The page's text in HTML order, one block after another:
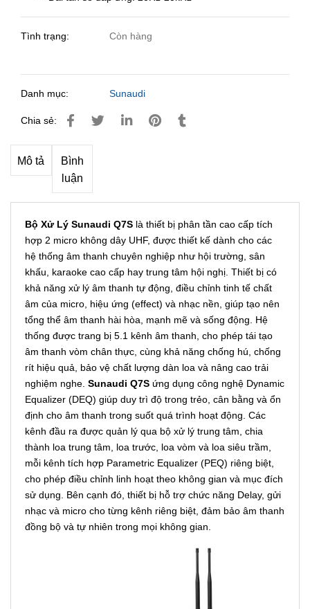
Tình trạng: Còn hàng
Danh mục: Sunaudi
Chia sẻ:
Mô tả
Bình
luận
Bộ Xử Lý Sunaudi Q7S là thiết bị phân tần cao cấp tích
hợp 2 micro không dây UHF, được thiết kế dành cho các
hệ thống âm thanh chuyên nghiệp như hội trường, sân
khấu, karaoke cao cấp hay trung tâm hội nghị. Thiết bị có
khả năng xử lý âm thanh tự động, điều chỉnh tinh tế chất
âm của micro, hiệu ứng (effect) và nhạc nền, giúp tạo nên
tổng thể âm thanh hài hòa, mạnh mẽ và sống động. Hệ
thống được trang bị 5.1 kênh âm thanh, cho phép tái tạo
âm thanh vòm chân thực, cùng khả năng chống hú, chống
rít hiệu quả, bảo vệ chất lượng dàn loa và nâng cao trải
nghiệm nghe. Sunaudi Q7S ứng dụng công nghệ Dynamic
Equalizer (DEQ) giúp duy trì độ trong trẻo, cân bằng và ổn
định cho âm thanh trong suốt quá trình hoạt động. Các
kênh đầu ra được quản lý qua bộ xử lý trung tâm, chia
thành loa trung tâm, loa trước, loa vòm và loa siêu trầm,
mỗi kênh tích hợp Parametric Equalizer (PEQ) riêng biệt,
cho phép điều chỉnh linh hoạt theo không gian và mục đích
sử dụng. Bên cạnh đó, thiết bị hỗ trợ chức năng Delay, gửi
nhạc và micro cho từng kênh riêng biệt, đảm bảo âm thanh
đồng bộ và tự nhiên trong mọi không gian.